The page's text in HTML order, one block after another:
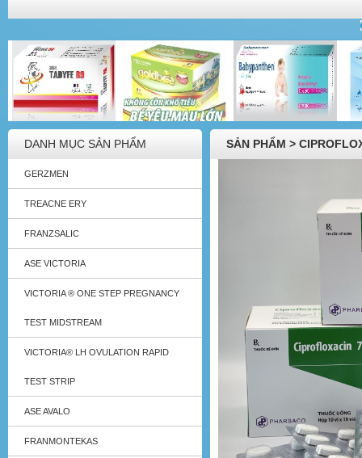
DANH MỤC SẢN PHẨM
GERZMEN
TREACNE ERY
FRANZSALIC
ASE VICTORIA
VICTORIA ® ONE STEP PREGNANCY
TEST MIDSTREAM
VICTORIA® LH OVULATION RAPID
TEST STRIP
ASE AVALO
FRANMONTEKAS
SẢN PHẨM >